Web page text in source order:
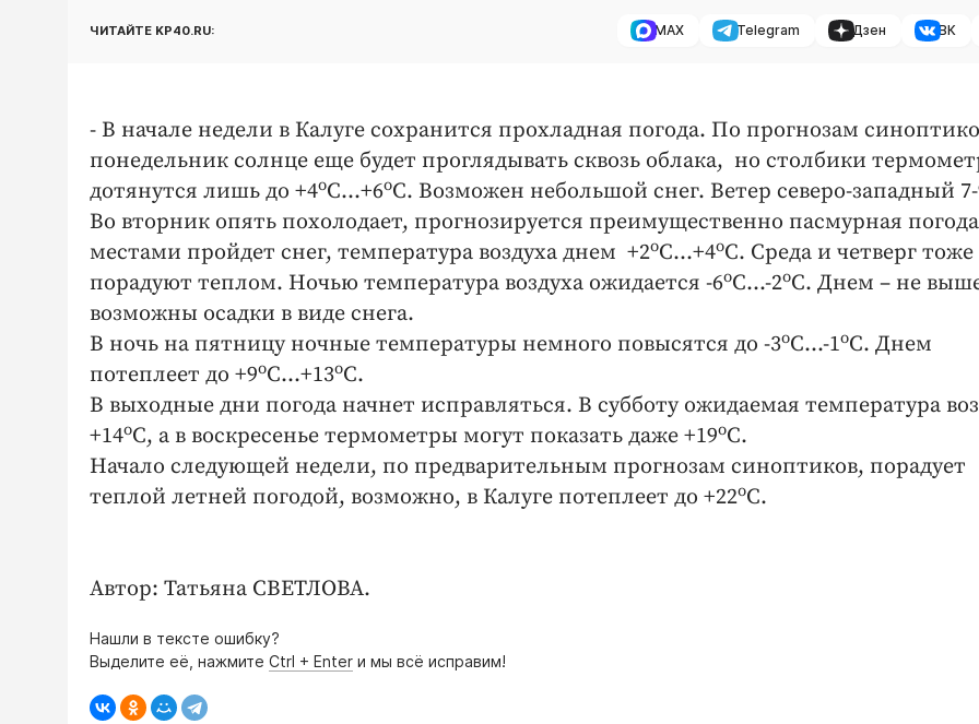
ЧИТАЙТЕ KP40.RU: MAX Telegram Дзен ВК
- В начале недели в Калуге сохранится прохладная погода. По прогнозам
понедельник солнце еще будет проглядывать сквозь облака, но столбики
дотянутся лишь до +4оС…+6оС. Возможен небольшой снег. Ветер северо-западный
Во вторник опять похолодает, прогнозируется преимущественно пасмурная
местами пройдет снег, температура воздуха днем +2оС…+4оС. Среда и четверг тоже
порадуют теплом. Ночью температура воздуха ожидается -6оС…-2оС. Днем – не
возможны осадки в виде снега.
В ночь на пятницу ночные температуры немного повысятся до -3оС…-1оС. Днем
потеплеет до +9оС…+13оС.
В выходные дни погода начнет исправляться. В субботу ожидаемая температура
+14оС, а в воскресенье термометры могут показать даже +19оС.
Начало следующей недели, по предварительным прогнозам синоптиков, порадует
теплой летней погодой, возможно, в Калуге потеплеет до +22оС.
Автор: Татьяна СВЕТЛОВА.
Нашли в тексте ошибку?
Выделите её, нажмите Ctrl + Enter и мы всё исправим!